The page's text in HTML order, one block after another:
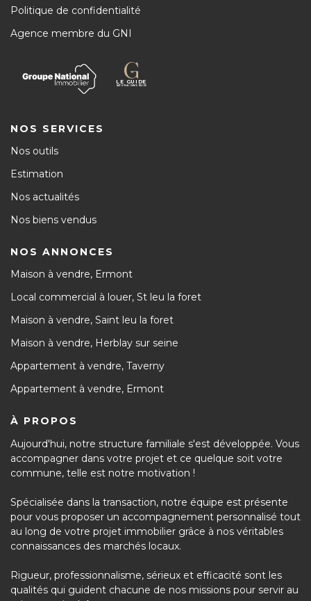
Politique de confidentialité
Agence membre du GNI
NOS SERVICES
Nos outils
Estimation
Nos actualités
Nos biens vendus
NOS ANNONCES
Maison à vendre, Ermont
Local commercial à louer, St leu la foret
Maison à vendre, Saint leu la foret
Maison à vendre, Herblay sur seine
Appartement à vendre, Taverny
Appartement à vendre, Ermont
À PROPOS
Aujourd'hui, notre structure familiale s'est développée. Vous
accompagner dans votre projet et ce quelque soit votre
commune, telle est notre motivation !
Spécialisée dans la transaction, notre équipe est présente
pour vous proposer un accompagnement personnalisé tout
au long de votre projet immobilier grâce à nos véritables
connaissances des marchés locaux.
Rigueur, professionnalisme, sérieux et efficacité sont les
qualités qui guident chacune de nos missions pour servir au